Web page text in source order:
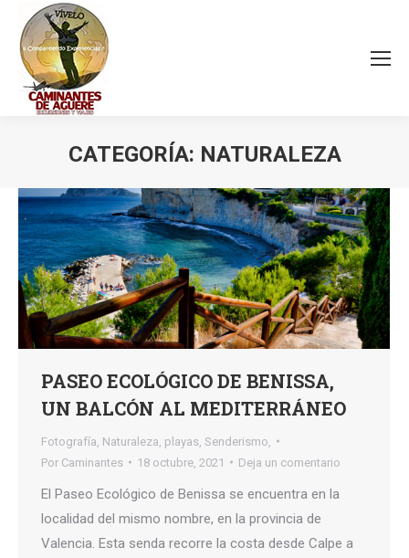
CATEGORÍA: NATURALEZA
PASEO ECOLÓGICO DE BENISSA,
UN BALCÓN AL MEDITERRÁNEO
Fotografía Naturaleza playas Senderismo,
Por Caminantes 18 octubre, 2021 Deja un comentario
El Paseo Ecológico de Benissa se encuentra en la
localidad del mismo nombre, en la provincia de
Valencia. Esta senda recorre la costa desde Calpe a